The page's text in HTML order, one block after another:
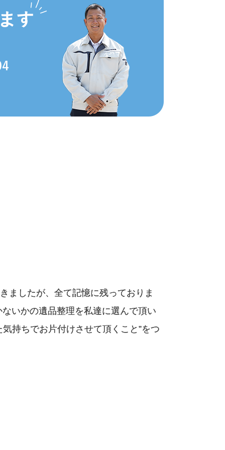
ましたが、全て記憶に残っておりま
いかの遺品整理を私達に選んで頂い
持ちでお片付けさせて頂くこと”をつ